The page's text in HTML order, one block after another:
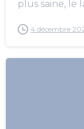
plus saine, le
4 décembre